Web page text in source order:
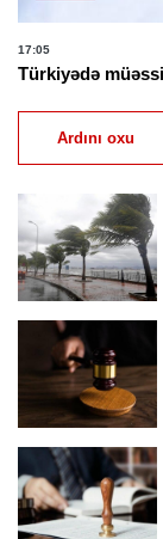
17:05
Türkiyədə
Ardını oxu